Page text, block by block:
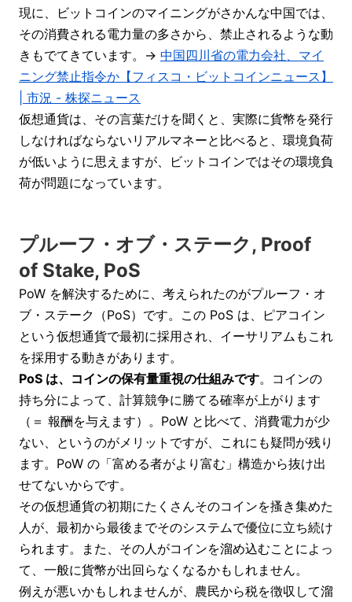
現に、ビットコインのマイニングがさかんな中国では、
その消費される電力量の多さから、禁止されるような動
きもでてきています。→ 中国四川省の電力会社、マイ
ニング禁止指令か【フィスコ・ビットコインニュース】
| 市況 - 株探ニュース
仮想通貨は、その言葉だけを聞くと、実際に貨幣を発行
しなければならないリアルマネーと比べると、環境負荷
が低いように思えますが、ビットコインではその環境負
荷が問題になっています。
プルーフ・オブ・ステーク, Proof
of Stake, PoS
PoW を解決するために、考えられたのがプルーフ・オ
ブ・ステーク（PoS）です。この PoS は、ピアコイン
という仮想通貨で最初に採用され、イーサリアムもこれ
を採用する動きがあります。
PoS は、コインの保有量重視の仕組みです。コインの
持ち分によって、計算競争に勝てる確率が上がります
（＝ 報酬を与えます）。PoW と比べて、消費電力が少
ない、というのがメリットですが、これにも疑問が残り
ます。PoW の「富める者がより富む」構造から抜け出
せてないからです。
その仮想通貨の初期にたくさんそのコインを搔き集めた
人が、最初から最後までそのシステムで優位に立ち続け
られます。また、その人がコインを溜め込むことによっ
て、一般に貨幣が出回らなくなるかもしれません。
例えが悪いかもしれませんが、農民から税を徴収して溜